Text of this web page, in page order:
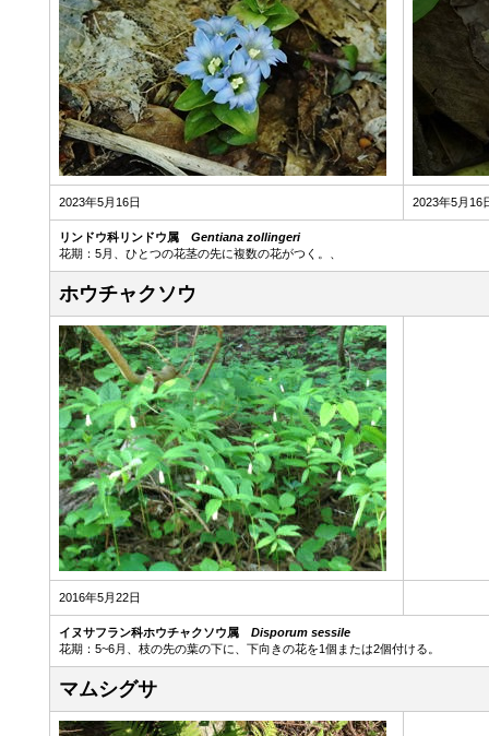
2023年5月16日 2023年5月16
リンドウ科リンドウ属 Gentiana zollingeri
花期：5月、ひとつの花茎の先に複数の花がつく。、
ホウチャクソウ
2016年5月22日
イヌサフラン科ホウチャクソウ属 Disporum sessile
花期：5~6月、枝の先の葉の下に、下向きの花を1個または2個付ける。
マムシグサ